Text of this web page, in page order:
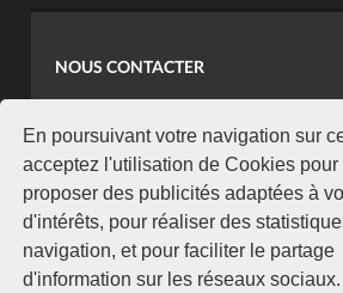
En poursuivant votre navigation sur
acceptez l'utilisation de Cookies pour
proposer des publicités adaptées à
d'intérêts, pour réaliser des
navigation, et pour faciliter le partage
d'information sur les réseaux sociaux.
NOUS CONTACTER
koaci@yahoo.fr
+225 07 08 85 52 93
NEWSLETTER
Restez connecté via notre newsletter